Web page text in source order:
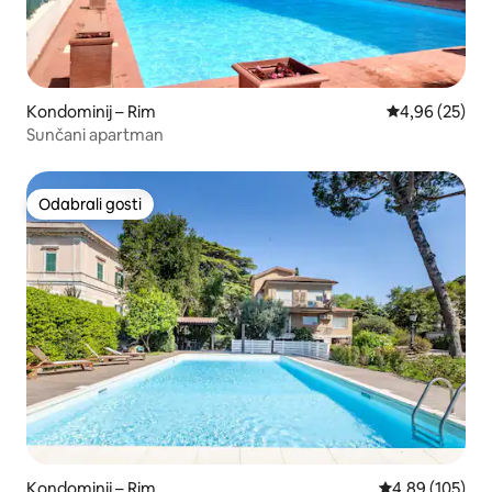
Kondominij – Rim Prosječna
4,96 (25)
Sunčani apartman
Odabrali gosti
Odabrali gosti